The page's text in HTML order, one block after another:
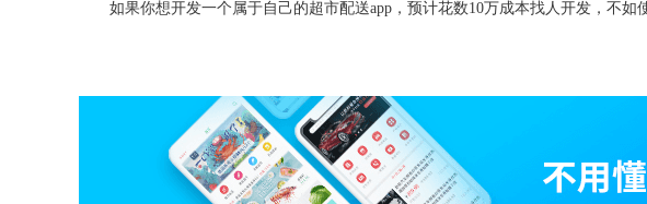
如果你想开发一个属于自己的超市配送app，预计花数10万成本找人开发，不如